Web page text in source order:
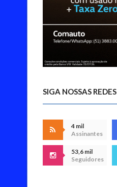
SIGA NOSSAS REDES
4 mil
Assinantes
53,6 mil
Seguidores